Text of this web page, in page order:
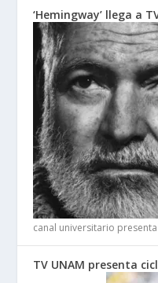
‘Hemingway’ llega a
canal universitario
TV UNAM presenta